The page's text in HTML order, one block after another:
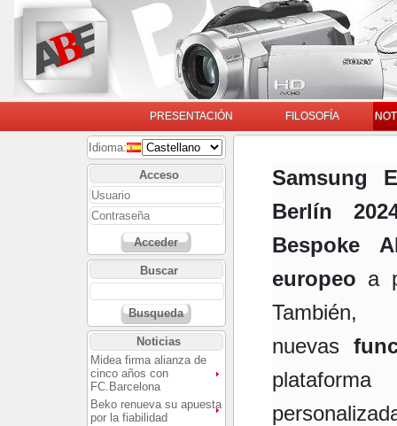
PRESENTACIÓN FILOSOFÍA
Idioma:
Acceso
Acceder
Buscar
Busqueda
Noticias
Midea firma alianza de
cinco años con
FC.Barcelona
Beko renueva su apuesta
por la fiabilidad
Samsung
Berlín
Bespoke
europeo a
nuevas